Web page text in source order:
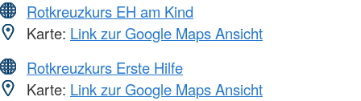
Rotkreuzkurs EH am Kind
Karte: Link zur Google Maps Ansicht
Rotkreuzkurs Erste Hilfe
Karte: Link zur Google Maps Ansicht